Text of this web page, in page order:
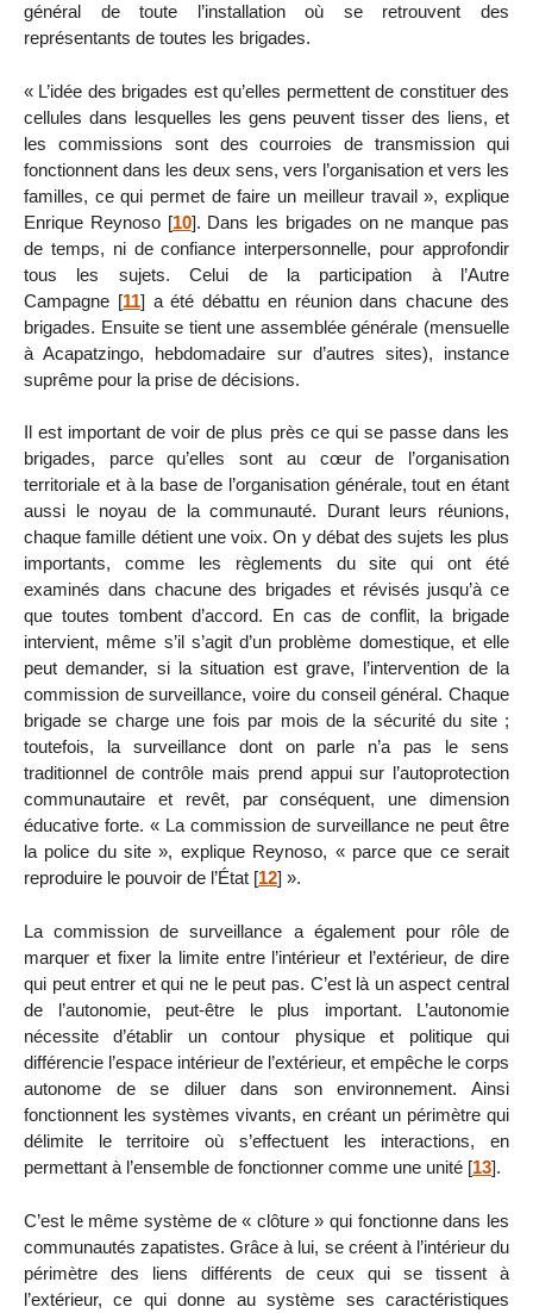
général de toute l’installation où se retrouvent des
représentants de toutes les brigades.
« L’idée des brigades est qu’elles permettent de constituer des
cellules dans lesquelles les gens peuvent tisser des liens, et
les commissions sont des courroies de transmission qui
fonctionnent dans les deux sens, vers l’organisation et vers les
familles, ce qui permet de faire un meilleur travail », explique
Enrique Reynoso[10]. Dans les brigades on ne manque pas
de temps, ni de confiance interpersonnelle, pour approfondir
tous les sujets. Celui de la participation à l’Autre
Campagne [11] a été débattu en réunion dans chacune des
brigades. Ensuite se tient une assemblée générale (mensuelle
à Acapatzingo, hebdomadaire sur d’autres sites), instance
suprême pour la prise de décisions.
Il est important de voir de plus près ce qui se passe dans les
brigades, parce qu’elles sont au cœur de l’organisation
territoriale et à la base de l’organisation générale, tout en étant
aussi le noyau de la communauté. Durant leurs réunions,
chaque famille détient une voix. On y débat des sujets les plus
importants, comme les règlements du site qui ont été
examinés dans chacune des brigades et révisés jusqu’à ce
que toutes tombent d’accord. En cas de conflit, la brigade
intervient, même s’il s’agit d’un problème domestique, et elle
peut demander, si la situation est grave, l’intervention de la
commission de surveillance, voire du conseil général. Chaque
brigade se charge une fois par mois de la sécurité du site ;
toutefois, la surveillance dont on parle n’a pas le sens
traditionnel de contrôle mais prend appui sur l’autoprotection
communautaire et revêt, par conséquent, une dimension
éducative forte. « La commission de surveillance ne peut être
la police du site », explique Reynoso, « parce que ce serait
reproduire le pouvoir de l’État [12] ».
La commission de surveillance a également pour rôle de
marquer et fixer la limite entre l’intérieur et l’extérieur, de dire
qui peut entrer et qui ne le peut pas. C’est là un aspect central
de l’autonomie, peut-être le plus important. L’autonomie
nécessite d’établir un contour physique et politique qui
différencie l’espace intérieur de l’extérieur, et empêche le corps
autonome de se diluer dans son environnement. Ainsi
fonctionnent les systèmes vivants, en créant un périmètre qui
délimite le territoire où s’effectuent les interactions, en
permettant à l’ensemble de fonctionner comme une unité [13].
C’est le même système de « clôture » qui fonctionne dans les
communautés zapatistes. Grâce à lui, se créent à l’intérieur du
périmètre des liens différents de ceux qui se tissent à
l’extérieur, ce qui donne au système ses caractéristiques